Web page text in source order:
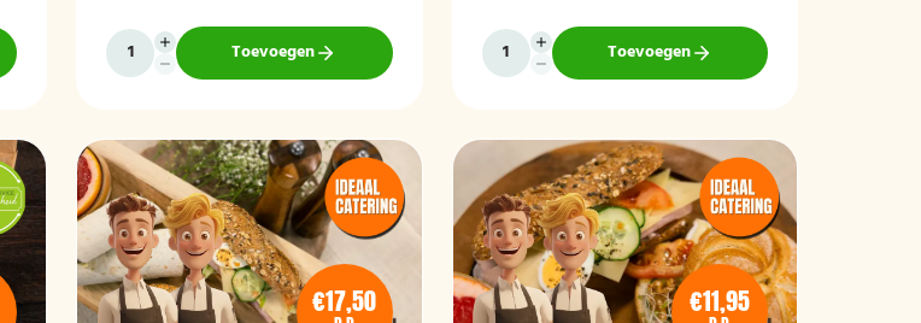
Toevoegen Toevoegen
€17,50 €11,95